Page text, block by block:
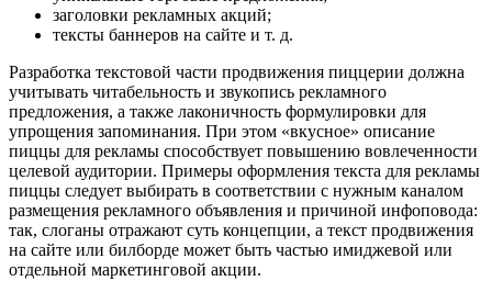
заголовки рекламных акций;
тексты баннеров на сайте и т. д.
Разработка текстовой части продвижения пиццерии должна
учитывать читабельность и звукопись рекламного
предложения, а также лаконичность формулировки для
упрощения запоминания. При этом «вкусное» описание
пиццы для рекламы способствует повышению вовлеченности
целевой аудитории. Примеры оформления текста для рекламы
пиццы следует выбирать в соответствии с нужным каналом
размещения рекламного объявления и причиной инфоповода:
так, слоганы отражают суть концепции, а текст продвижения
на сайте или билборде может быть частью имиджевой или
отдельной маркетинговой акции.